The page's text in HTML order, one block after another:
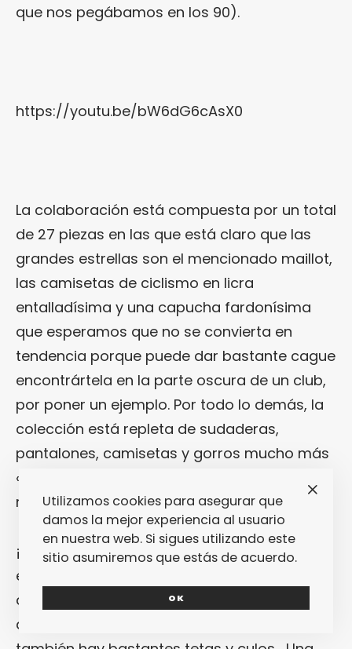
que nos pegábamos en los 90).
https://youtu.be/bW6dG6cAsX0
La colaboración está compuesta por un total
de 27 piezas en las que está claro que las
grandes estrellas son el mencionado maillot,
las camisetas de ciclismo en licra
entalladísima y una capucha fardonísima
que esperamos que no se convierta en
tendencia porque puede dar bastante cague
encontrártela en la parte oscura de un club,
por poner un ejemplo. Por todo lo demás, la
colección está repleta de sudaderas,
pantalones, camisetas y gorros mucho más
«ponibles» (depende para quién) que las
referencias ciclistas.
¡Ah! Y que conste queAlexander Wang
el rizo con una campaña fotografiada y
dirigida por
Juergen Teller
además de referencias raveras y ciclistas,
Utilizamos cookies para asegurar que
damos la mejor experiencia al usuario
en nuestra web. Si sigues utilizando este
sitio asumiremos que estás de acuerdo.
OK